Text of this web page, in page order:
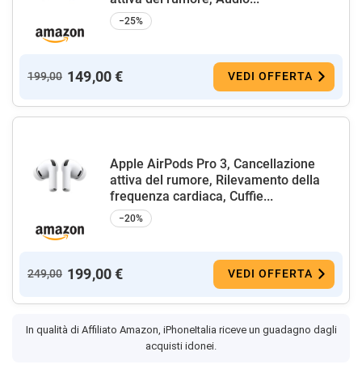
−25%
199,00 149,00 € VEDI OFFERTA
Apple AirPods Pro 3, Cancellazione
attiva del rumore, Rilevamento della
frequenza cardiaca, Cuffie...
−20%
249,00 199,00 € VEDI OFFERTA
In qualità di Affiliato Amazon, iPhoneItalia riceve un guadagno dagli
acquisti idonei.